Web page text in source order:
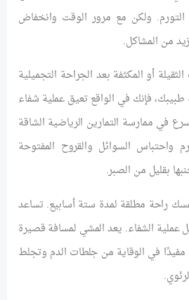
التورم. ولكن مع مرور الوقت وانخفاض
من المشاكل.
أو المكثفة بعد الجراحة التجميلية
فإنك في الواقع تعيق عملية شفاء
في ممارسة التمارين الرياضية الشاقة
واحتباس السوائل والقروح المفتوحة
بقليل من الصبر.
راحة مطلقة لمدة ستة أسابيع. تساعد
عملية الشفاء. يعد المشي لمسافة قصيرة
في الوقاية من جلطات الدم وتجلط